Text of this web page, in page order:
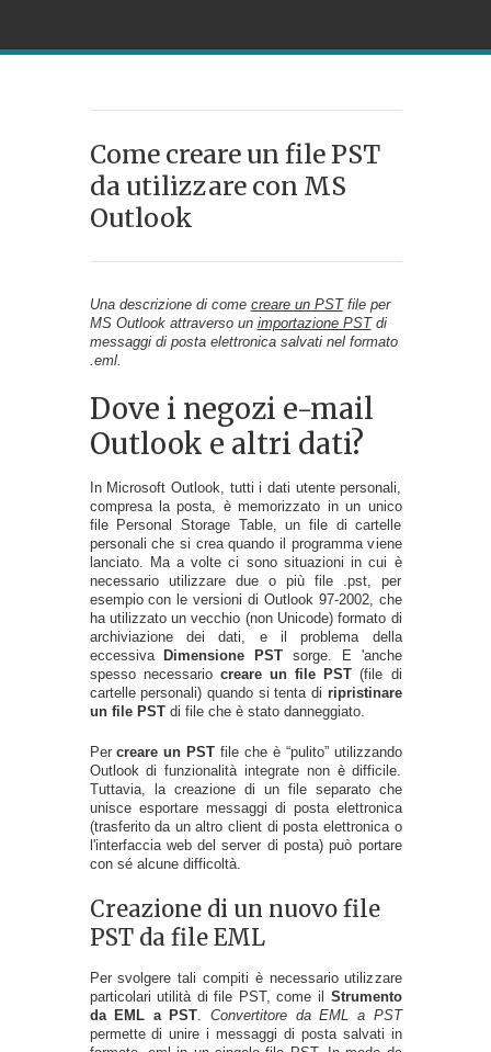
Come creare un file PST
da utilizzare con MS
Outlook
Una descrizione di come creare un PSTfile per
MS Outlook attraverso un importazione PSTdi
messaggi di posta elettronica salvati nel formato
.eml.
Dove i negozi e-mail
Outlook e altri dati?
In Microsoft Outlook, tutti i dati utente personali,
compresa la posta, è memorizzato in un unico
file Personal Storage Table, un file di cartelle
personali che si crea quando il programma viene
lanciato. Ma a volte ci sono situazioni in cui è
necessario utilizzare due o più file .pst, per
esempio con le versioni di Outlook 97-2002, che
ha utilizzato un vecchio (non Unicode) formato di
archiviazione dei dati, e il problema della
eccessiva Dimensione PST sorge. E 'anche
spesso necessario creare un file PST (file di
cartelle personali) quando si tenta di ripristinare
un file PSTdi file che è stato danneggiato.
Percreare un PST file che è “pulito” utilizzando
Outlook di funzionalità integrate non è difficile.
Tuttavia, la creazione di un file separato che
unisce esportare messaggi di posta elettronica
(trasferito da un altro client di posta elettronica o
l'interfaccia web del server di posta) può portare
con sé alcune difficoltà.
Creazione di un nuovo file
PST da file EML
Per svolgere tali compiti è necessario utilizzare
particolari utilità di file PST, come il Strumento
da EML a PST. Convertitore da EML a PST
permette di unire i messaggi di posta salvati in